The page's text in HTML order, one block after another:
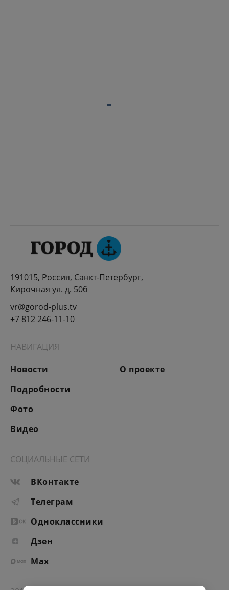
191015, Россия, Санкт-Петербург,
Кирочная ул. д. 50б
vr@gorod-plus.tv
+7 812 246-11-10
НАВИГАЦИЯ
Новости
Подробности
Фото
Видео
О проекте
СОЦИАЛЬНЫЕ СЕТИ
ВКонтакте
Телеграм
Одноклассники
Дзен
Max